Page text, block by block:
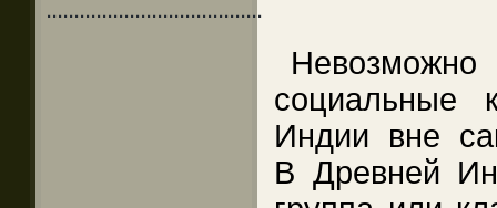
·······································
социальные
Индии вне
В Древней